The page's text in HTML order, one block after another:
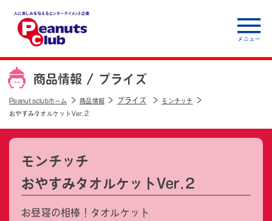
人に楽しみを与えるエ
ンターテイメント企
業 Peanuts club
商品情報 / プライズ
Peanutsclubホーム 商品情報 プライズ モンチッチ
おやすみタオルケットVer.2
モンチッチ
おやすみタオルケットVer.2
お昼寝の相棒！タオルケット